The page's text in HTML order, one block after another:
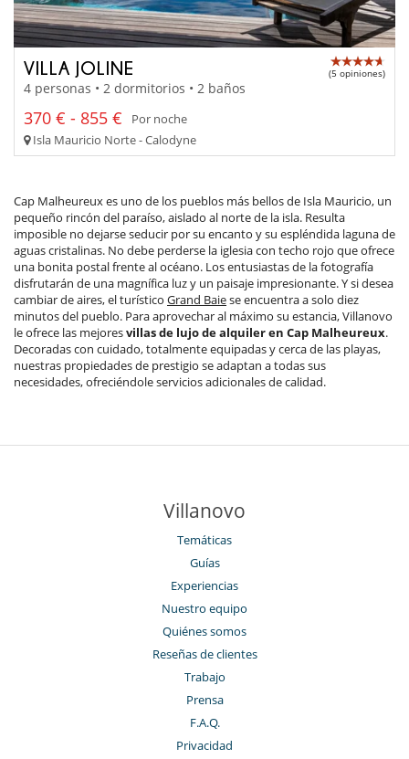
VILLA JOLINE (5 opiniones)
4 personas • 2 dormitorios • 2 baños
370 € - 855 €
Por noche
Isla Mauricio Norte - Calodyne
Cap Malheureux es uno de los pueblos más bellos de Isla Mauricio, un
pequeño rincón del paraíso, aislado al norte de la isla. Resulta
imposible no dejarse seducir por su encanto y su espléndida laguna de
aguas cristalinas. No debe perderse la iglesia con techo rojo que ofrece
una bonita postal frente al océano. Los entusiastas de la fotografía
disfrutarán de una magnífica luz y un paisaje impresionante. Y si desea
cambiar de aires, el turístico Grand Baiese encuentra a solo diez
minutos del pueblo. Para aprovechar al máximo su estancia, Villanovo
le ofrece las mejoresvillas de lujo de alquiler en Cap Malheureux.
Decoradas con cuidado, totalmente equipadas y cerca de las playas,
nuestras propiedades de prestigio se adaptan a todas sus
necesidades, ofreciéndole servicios adicionales de calidad.
Villanovo
Temáticas
Guías
Experiencias
Nuestro equipo
Quiénes somos
Reseñas de clientes
Trabajo
Prensa
F.A.Q.
Privacidad